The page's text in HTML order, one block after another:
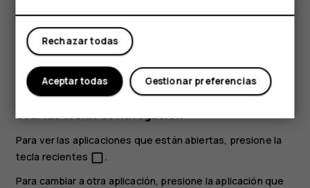
Mi cuenta
La pantalla gira automáticamente cuando gira el teléfono
en 90 grados.
Para bloquear la pantalla en modo de retrato, deslícese
hacia abajo desde la parte superior de la pantalla y
presioneGirar automáticamentepara cambiarlo aRetrato
Usar las teclas de navegación
Para ver las aplicaciones que están abiertas, presione la
tecla recientes check_box_outline_blank.
Para cambiar a otra aplicación, presione la aplicación que
Rechazar todas
Gestionar preferencias
Aceptar todas